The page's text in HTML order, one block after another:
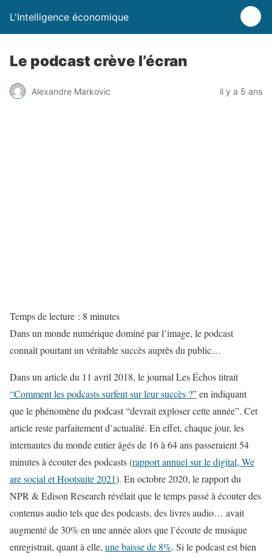
L'Intelligence économique
Le podcast crève l’écran
Alexandre Markovic il y a 5 ans
Temps de lecture : 8 minutes
Dans un monde numérique dominé par l’image, le podcast
connaît pourtant un véritable succès auprès du public…
Dans un article du 11 avril 2018, le journal Les Échos titrait
“Comment les podcasts surfent sur leur succès ?”en indiquant
que le phénomène du podcast “devrait exploser cette année”. Cet
article reste parfaitement d’actualité. En effet, chaque jour, les
internautes du monde entier âgés de 16 à 64 ans passeraient 54
minutes à écouter des podcasts (rapport annuel sur le digital, We
are social et Hootsuite 2021). En octobre 2020, le rapport du
NPR & Edison Research révélait que le temps passé à écouter des
contenus audio tels que des podcasts, des livres audio… avait
augmenté de 30% en une année alors que l’écoute de musique
enregistrait, quant à elle, une baisse de 8%. Si le podcast est bien